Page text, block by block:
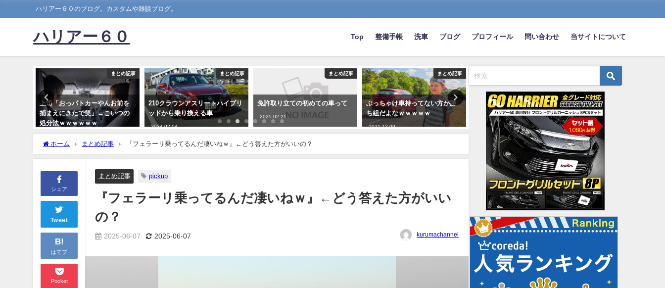
ハリアー６０のブログ。カスタムや雑談ブログ。
ハリアー６０ Top 整備手帳 洗車 ブログ プロフィール 問い合わせ 当サイトについて
まとめ記事
上司「おっパトカーやんお前を
捕まえにきたで笑」←こいつの
処分法ｗｗｗｗｗｗ
まとめ記事
210クラウンアスリートハイブリ
ッドから乗り換える車
2024-02-04
まとめ記事
免許取り立ての初めての車って
2025-02-21
まとめ記事
ぶっちゃけ車持ってない方が勝
ち組だよなｗｗｗｗｗ
2021-12-09
ホンダ「軽トラ」44年の歴史に
幕！ 2021年4月に生産終了で既存
オーナーへの対応は？
2021-01-21
【速報】 アメリカの
送車、駐車中に商品を略奪
まくる
2023-05-08
ホーム まとめ記事 『フェラーリ乗ってるんだ凄いねｗ』←どう答えた方がいいの？
シェア
Tweet
B!
はてブ
Pocket
まとめ記事 pickup
『フェラーリ乗ってるんだ凄いねｗ』←どう答えた方がいい
の？
2025-06-07 2025-06-07 kurumachannel